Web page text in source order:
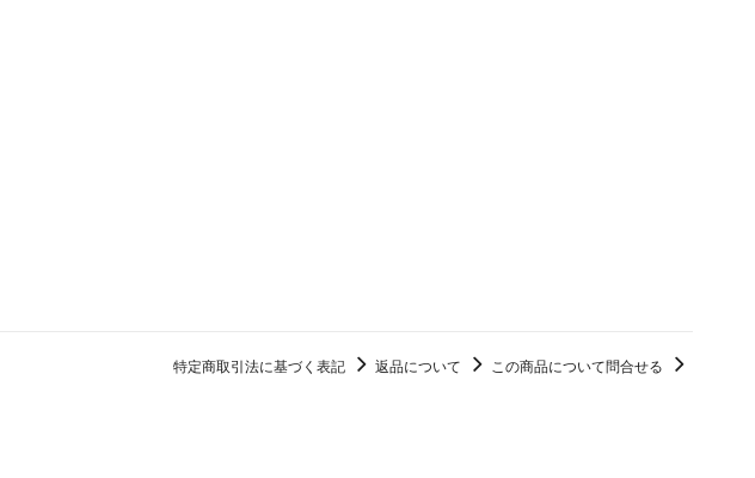
特定商取引法に基づく表記 返品について この商品について問合せる